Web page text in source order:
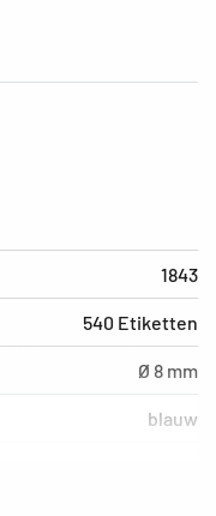
1843
540 Etiketten
Ø 8 mm
blauw